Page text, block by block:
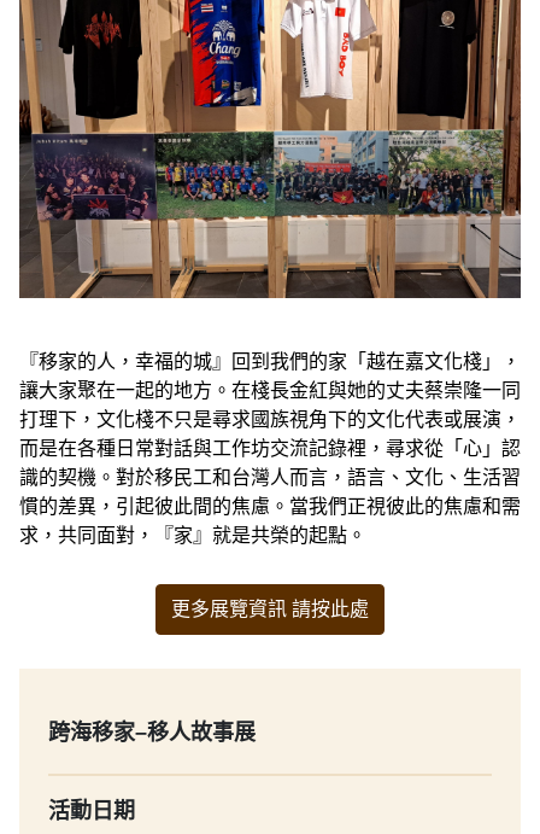
『移家的人，幸福的城』回到我們的家「越在嘉文化棧」，
讓大家聚在一起的地方。在棧長金紅與她的丈夫蔡崇隆一同
打理下，文化棧不只是尋求國族視角下的文化代表或展演，
而是在各種日常對話與工作坊交流記錄裡，尋求從「心」認
識的契機。對於移民工和台灣人而言，語言、文化、生活習
慣的差異，引起彼此間的焦慮。當我們正視彼此的焦慮和需
求，共同面對，『家』就是共榮的起點。
更多展覽資訊 請按此處
跨海移家–移人故事展
活動日期